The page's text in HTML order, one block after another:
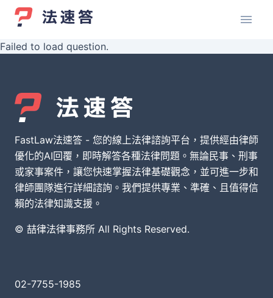
Failed to load question.
FastLaw法速答 - 您的線上法律諮詢平台，提供經由律師
優化的AI回覆，即時解答各種法律問題。無論民事、刑事
或家事案件，讓您快速掌握法律基礎觀念，並可進一步和
律師團隊進行詳細諮詢。我們提供專業、準確、且值得信
賴的法律知識支援。
© 喆律法律事務所 All Rights Reserved.
02-7755-1985